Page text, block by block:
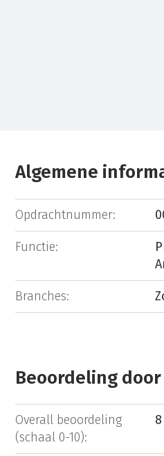
Algemene
Opdrachtnummer:
Functie:
Branches:
Beoordeling
Overall beoordeling
(schaal 0-10):
8